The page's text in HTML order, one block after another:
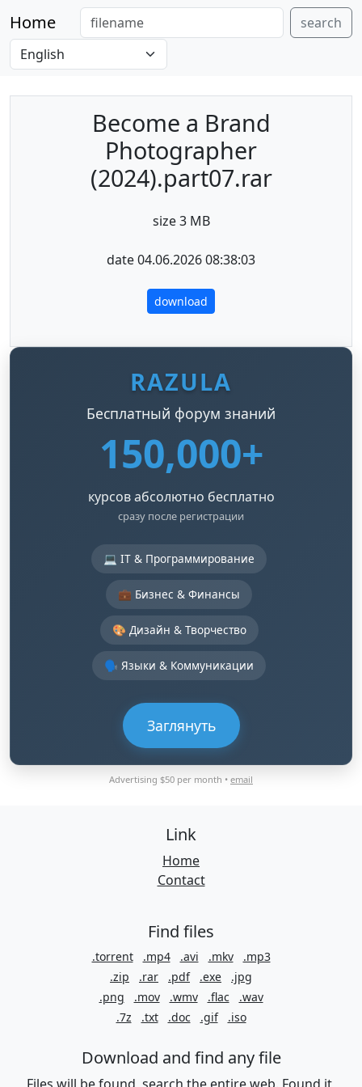
Home search
Become a Brand
Photographer
(2024).part07.rar
size 3 MB
date 04.06.2026 08:38:03
download
RAZULA
Бесплатный форум знаний
150,000+
курсов абсолютно бесплатно
сразу после регистрации
💻 IT & Программирование
💼 Бизнес & Финансы
🎨 Дизайн & Творчество
🗣️ Языки & Коммуникации
Заглянуть
Advertising $50 per month • email
Link
Home
Contact
Find files
.torrent .mp4 .avi .mkv
.mp3
.zip
.rar .pdf .exe
.jpg
.png
.mov .wmv .flac
.wav
.7z
.txt .doc .gif .iso
Download and find any file